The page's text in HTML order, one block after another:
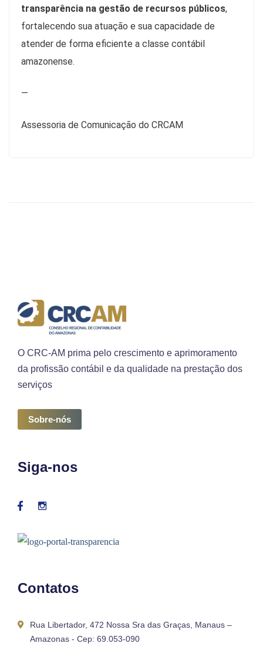
transparência na gestão de recursos públicos,
fortalecendo sua atuação e sua capacidade de
atender de forma eficiente a classe contábil
amazonense.
—
Assessoria de Comunicação do CRCAM
O CRC-AM prima pelo crescimento e aprimoramento
da profissão contábil e da qualidade na prestação dos
serviços
Sobre-nós
Siga-nos
Contatos
Rua Libertador, 472 Nossa Sra das Graças, Manaus –
Amazonas - Cep: 69.053-090